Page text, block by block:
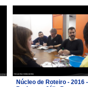
Núcleo de Roteiro - 2016 -